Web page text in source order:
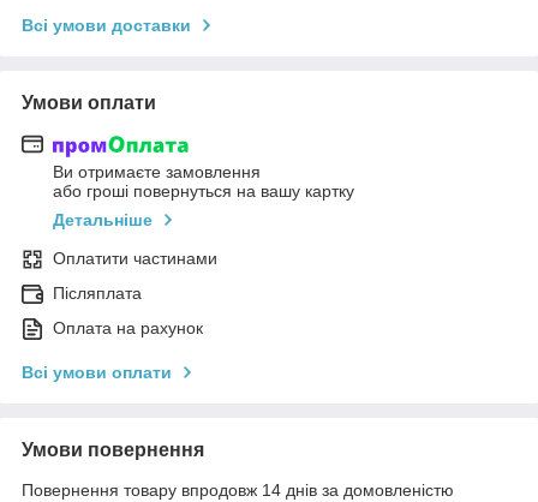
Всі умови доставки
Умови оплати
Ви отримаєте замовлення
або гроші повернуться на вашу картку
Детальніше
Оплатити частинами
Післяплата
Оплата на рахунок
Всі умови оплати
Умови повернення
Повернення товару впродовж 14 днів за домовленістю